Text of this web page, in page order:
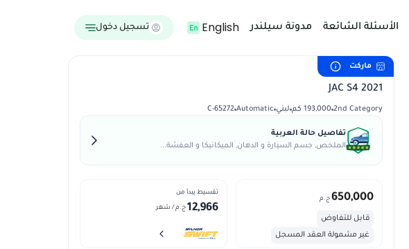
الأسئلة الشائعة مدونة سيلندر English تسجيل دخول
ماركت
JAC S4 2021
2nd Category 193,000 كم لبني Automatic
C-65272
تفاصيل حالة العربية
الملخص, جسم السيارة و الدهان, الميكانيكا و العفشة...
650,000 ج.م
قابل للتفاوض
غير مشمولة العقد المسجل
تقسيط يبدأ من
12,966 ج.م / شهر